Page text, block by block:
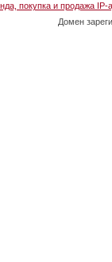
покупка и продажа IP-
Домен